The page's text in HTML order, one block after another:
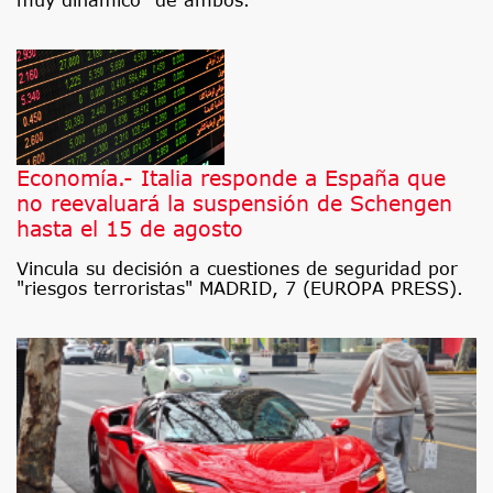
Economía.- Italia responde a España que
no reevaluará la suspensión de Schengen
hasta el 15 de agosto
Vincula su decisión a cuestiones de seguridad por
"riesgos terroristas" MADRID, 7 (EUROPA PRESS).